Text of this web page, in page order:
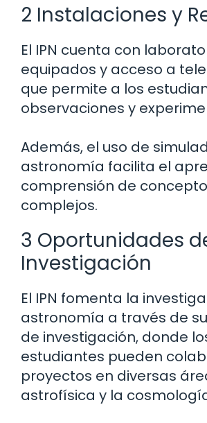
2 Instalaciones y
El IPN cuenta con
equipados y acceso a
que permite a los
observaciones y
Además, el uso de
astronomía facilita el
comprensión de
complejos.
3 Oportunidades
Investigación
El IPN fomenta la
astronomía a través de
de investigación, donde
estudiantes pueden
proyectos en diversas
astrofísica y la